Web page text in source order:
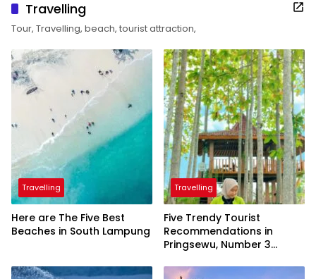
Travelling
Tour, Travelling, beach, tourist attraction,
Travelling
Here are The Five Best
Beaches in South Lampung
Travelling
Five Trendy Tourist
Recommendations in
Pringsewu, Number 3
President